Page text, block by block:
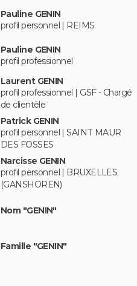
Pauline GENIN
profil personnel | REIMS
Pauline GENIN
profil professionnel
Laurent GENIN
profil professionnel | GSF - Chargé
de clientèle
Patrick GENIN
profil personnel | SAINT MAUR
DES FOSSES
Narcisse GENIN
profil personnel | BRUXELLES
(GANSHOREN)
Nom "GENIN"
Famille "GENIN"